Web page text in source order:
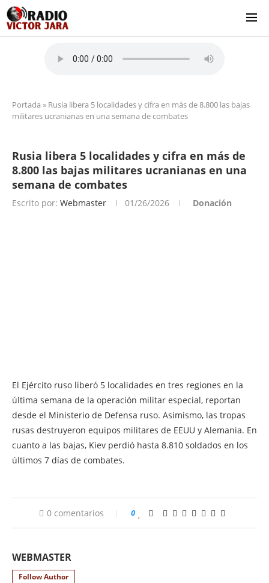
Portada » Rusia libera 5 localidades y cifra en más de 8.800 las bajas
militares ucranianas en una semana de combates
Rusia libera 5 localidades y cifra en más de
8.800 las bajas militares ucranianas en una
semana de combates
Escrito por: Webmaster 01/26/2026 Donación
El Ejército ruso liberó 5 localidades en tres regiones en la
última semana de la operación militar especial, reportan
desde el Ministerio de Defensa ruso. Asimismo, las tropas
rusas destruyeron equipos militares de EEUU y Alemania. En
cuanto a las bajas, Kiev perdió hasta 8.810 soldados en los
últimos 7 días de combates.
0 comentarios 0
WEBMASTER
Follow Author